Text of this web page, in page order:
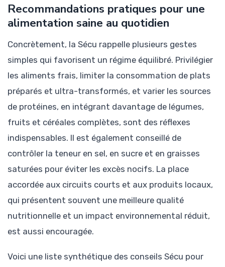
Recommandations pratiques pour une
alimentation saine au quotidien
Concrètement, la Sécu rappelle plusieurs gestes
simples qui favorisent un régime équilibré. Privilégier
les aliments frais, limiter la consommation de plats
préparés et ultra-transformés, et varier les sources
de protéines, en intégrant davantage de légumes,
fruits et céréales complètes, sont des réflexes
indispensables. Il est également conseillé de
contrôler la teneur en sel, en sucre et en graisses
saturées pour éviter les excès nocifs. La place
accordée aux circuits courts et aux produits locaux,
qui présentent souvent une meilleure qualité
nutritionnelle et un impact environnemental réduit,
est aussi encouragée.
Voici une liste synthétique des conseils Sécu pour